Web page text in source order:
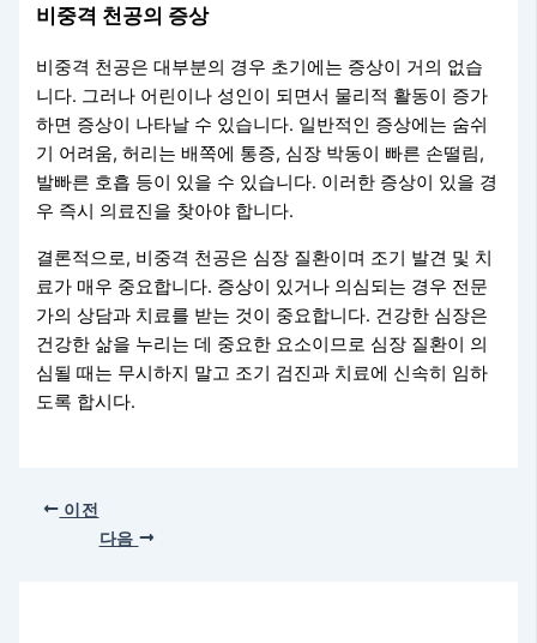
비중격 천공의 증상
비중격 천공은 대부분의 경우 초기에는 증상이 거의 없습
니다. 그러나 어린이나 성인이 되면서 물리적 활동이 증가
하면 증상이 나타날 수 있습니다. 일반적인 증상에는 숨쉬
기 어려움, 허리는 배쪽에 통증, 심장 박동이 빠른 손떨림,
발빠른 호흡 등이 있을 수 있습니다. 이러한 증상이 있을 경
우 즉시 의료진을 찾아야 합니다.
결론적으로, 비중격 천공은 심장 질환이며 조기 발견 및 치
료가 매우 중요합니다. 증상이 있거나 의심되는 경우 전문
가의 상담과 치료를 받는 것이 중요합니다. 건강한 심장은
건강한 삶을 누리는 데 중요한 요소이므로 심장 질환이 의
심될 때는 무시하지 말고 조기 검진과 치료에 신속히 임하
도록 합시다.
이전
다음